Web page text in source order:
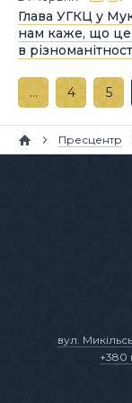
Глава УГКЦ у
нам каже, що
в
… 4 5
Пресцентр
вул.
+380